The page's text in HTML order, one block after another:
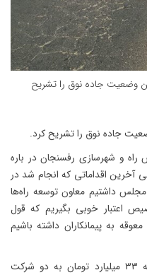
وضعیت جاده نوق را تشریح
جاده نوق را تشریح کرد.
و شهرسازی رفسنجان در باره
اقداماتی که انجام شد در
مجلس داشتیم معاون توسعه راه‌ها
اعتبار خوبی بگیریم که قول
هرچه معوقه به پیمانکاران داشته باشیم
وی عنوان کرد: در حال حاضر نزدیک به ۳۳ میلیارد تومان به دو شرکت